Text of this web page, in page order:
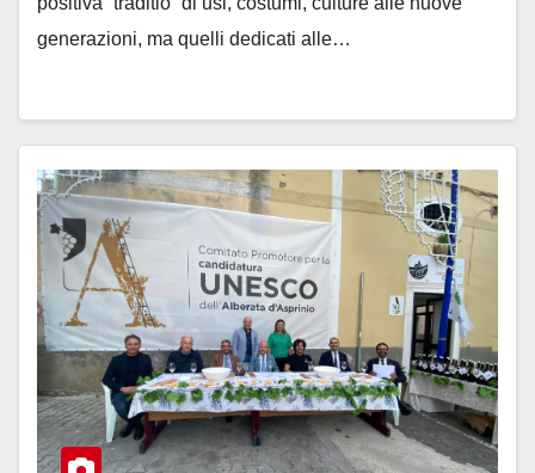
generazioni, ma quelli dedicati alle…